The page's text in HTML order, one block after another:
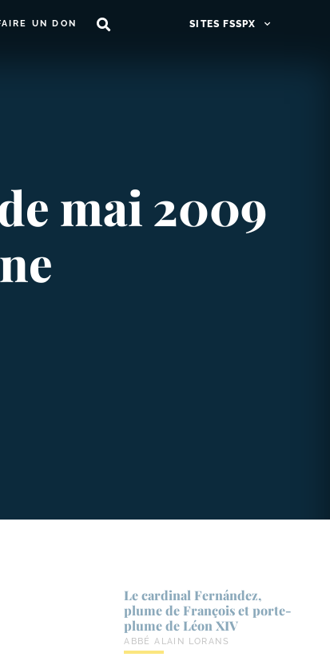
UN DON SITES FSSPX
mai 2009
Le cardinal Fernández,
plume de François et porte-​
plume de Léon XIV
ABBÉ ALAIN LORANS